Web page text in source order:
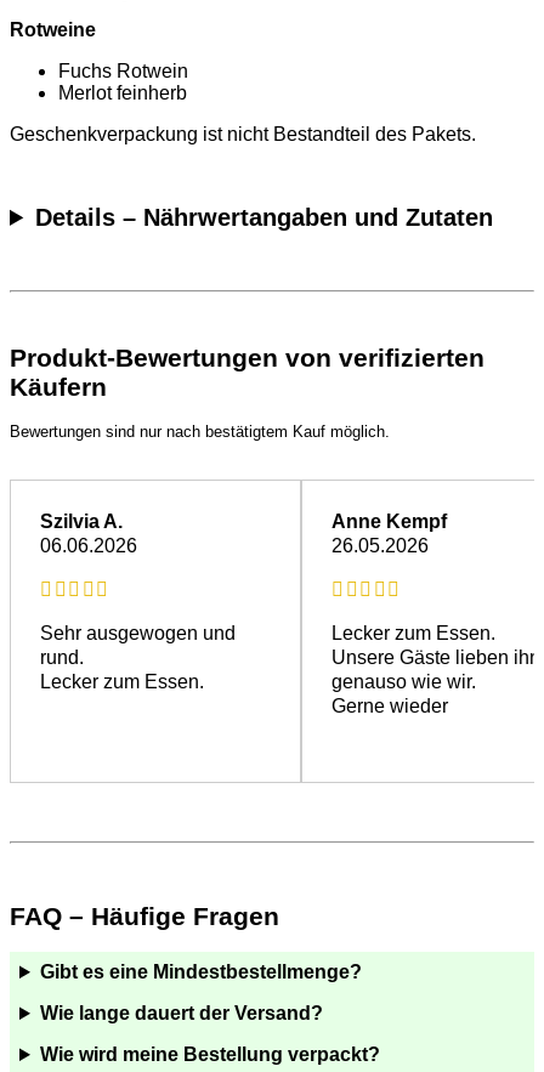
Rotweine
Fuchs Rotwein
Merlot feinherb
Geschenkverpackung ist nicht Bestandteil des Pakets.
Details – Nährwertangaben und Zutaten
Produkt-Bewertungen von verifizierten
Käufern
Bewertungen sind nur nach bestätigtem Kauf möglich.
Szilvia A.
06.06.2026
Sehr ausgewogen und
rund.
Lecker zum Essen.
Anne Kempf
26.05.2026
Lecker zum Essen.
Unsere Gäste lieben ihn
genauso wie wir.
Gerne wieder
FAQ – Häufige Fragen
Gibt es eine Mindestbestellmenge?
Wie lange dauert der Versand?
Wie wird meine Bestellung verpackt?